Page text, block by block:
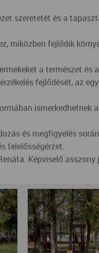
szeretetét és a
miközben fejlődik
a természet és
fejlődését, az
ismerkedhetnek
és megfigyelés
felelősségérzet.
Képviselő asszony